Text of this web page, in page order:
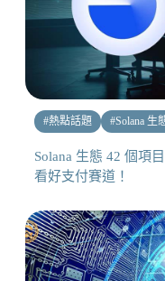
#熱點話題 #Solana 生
Solana 生態 42 個項
看好支付賽道！